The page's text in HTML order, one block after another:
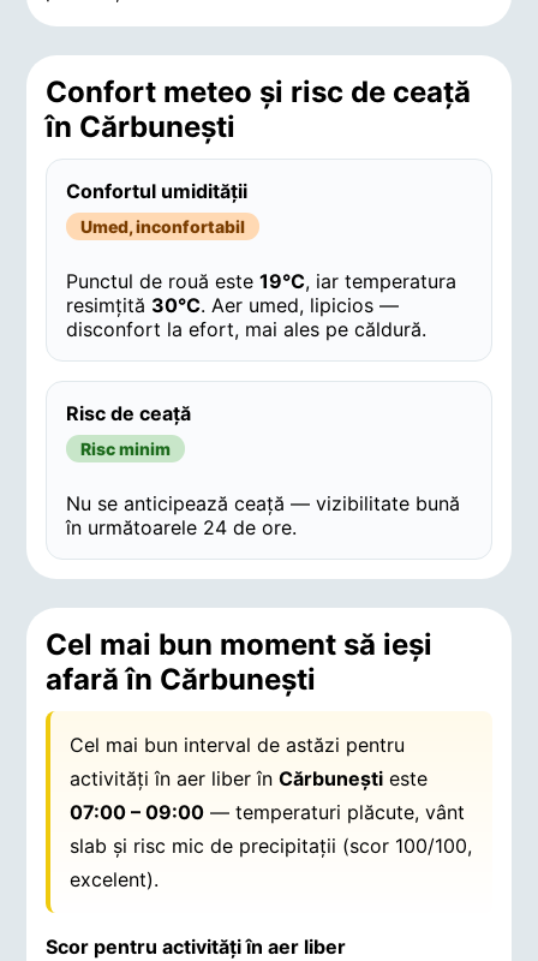
Confort meteo și risc de ceață
în Cărbuneşti
Confortul umidității
Umed, inconfortabil
Punctul de rouă este19°C, iar temperatura
resimțită 30°C. Aer umed, lipicios —
disconfort la efort, mai ales pe căldură.
Risc de ceață
Risc minim
Nu se anticipează ceață — vizibilitate bună
în următoarele 24 de ore.
Cel mai bun moment să ieși
afară în Cărbuneşti
Cel mai bun interval de astăzi pentru
activități în aer liber înCărbuneşti este
07:00 – 09:00 — temperaturi plăcute, vânt
slab și risc mic de precipitații (scor 100/100,
excelent).
Scor pentru activități în aer liber